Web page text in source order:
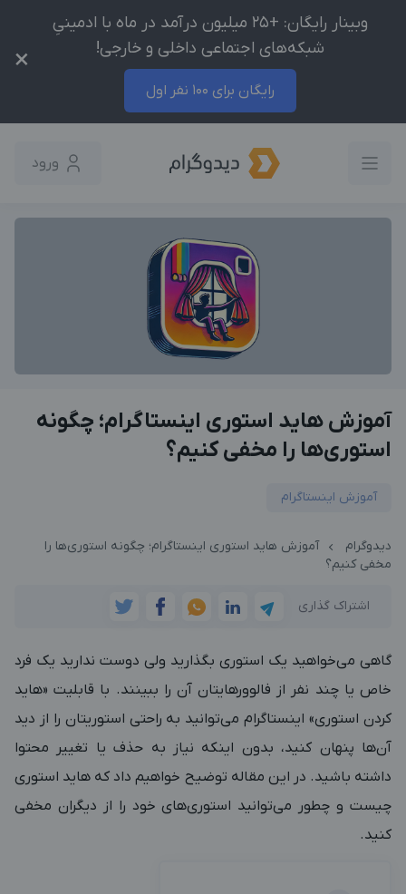
وبینار رایگان: +25 میلیون درآمد در ماه با ادمینیِ
شبکه‌های اجتماعی داخلی و خارجی!
رایگان برای 100 نفر اول
×
ورود
آموزش هاید استوری اینستاگرام؛ چگونه
استوری‌ها را مخفی کنیم؟
آموزش اینستاگرام
دیدوگرام
آموزش هاید استوری اینستاگرام؛ چگونه استوری‌ها را
مخفی کنیم؟
اشتراک گذاری
گاهی می‌خواهید یک استوری بگذارید ولی دوست ندارید یک فرد
خاص یا چند نفر از فالوورهایتان آن را ببینند. با قابلیت «هاید
کردن استوری» اینستاگرام می‌توانید به راحتی استوریتان را از دید
آن‌ها پنهان کنید، بدون اینکه نیاز به حذف یا تغییر محتوا
داشته باشید. در این مقاله توضیح خواهیم داد که هاید استوری
چیست و چطور می‌توانید استوری‌های خود را از دیگران مخفی
کنید.